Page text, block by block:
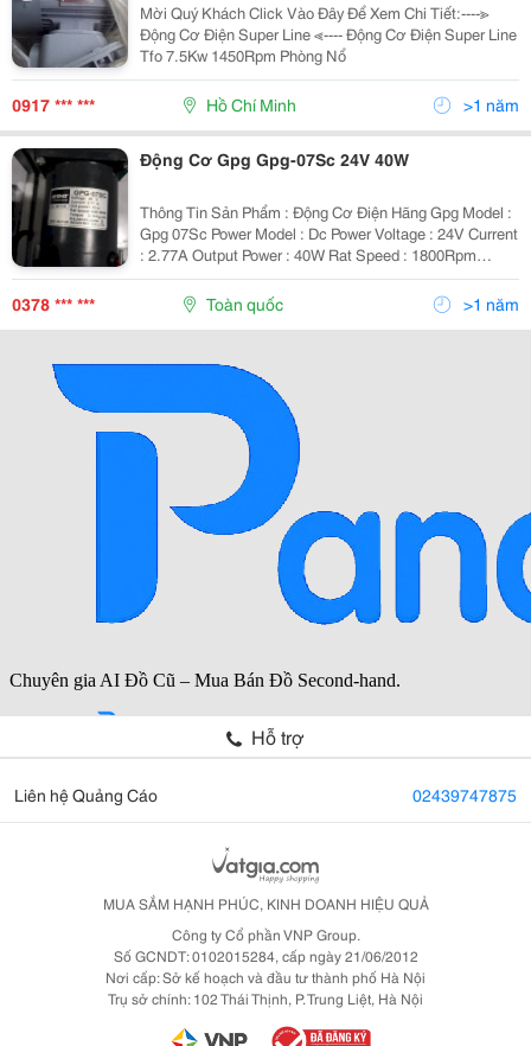
Mời Quý Khách Click Vào Đây Để Xem Chi Tiết:----≫
Động Cơ Điện Super Line ≪---- Động Cơ Điện Super Line
Tfo 7.5Kw 1450Rpm Phòng Nổ
0917 *** *** Hồ Chí Minh >1 năm
Động Cơ Gpg Gpg-07Sc 24V 40W
Thông Tin Sản Phẩm : Động Cơ Điện Hãng Gpg Model :
Gpg 07Sc Power Model : Dc Power Voltage : 24V Current
: 2.77A Output Power : 40W Rat Speed : 1800Rpm
Torque : 2.16 Kg.cm Bảo Hành : 12 Tháng Liên Hệ : Ms
0378 *** *** Toàn quốc >1 năm
Hỗ trợ
Liên hệ Quảng Cáo 02439747875
MUA SẮM HẠNH PHÚC, KINH DOANH HIỆU QUẢ
Công ty Cổ phần VNP Group.
Số GCNDT: 0102015284, cấp ngày 21/06/2012
Nơi cấp: Sở kế hoạch và đầu tư thành phố Hà Nội
Trụ sở chính: 102 Thái Thịnh, P. Trung Liệt, Hà Nội